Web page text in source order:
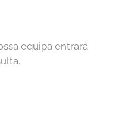
equipa entrará